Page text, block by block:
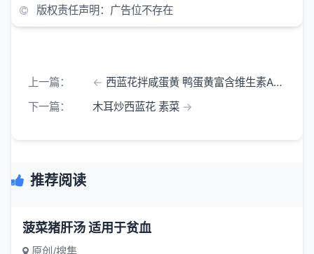
版权责任声明：广告位不存在
上一篇：
西蓝花拌咸蛋黄 鸭蛋黄富含维生素A维生素D 凉菜
下一篇：
木耳炒西蓝花 素菜
推荐阅读
菠菜猪肝汤 适用于贫血